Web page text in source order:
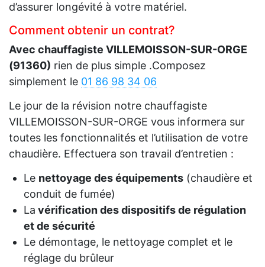
d’assurer longévité à votre matériel.
Comment obtenir un contrat?
Avec chauffagiste VILLEMOISSON-SUR-ORGE
(91360) rien de plus simple .Composez
simplement le 01 86 98 34 06
Le jour de la révision notre chauffagiste
VILLEMOISSON-SUR-ORGE vous informera sur
toutes les fonctionnalités et l’utilisation de votre
chaudière. Effectuera son travail d’entretien :
Le nettoyage des équipements(chaudière et
conduit de fumée)
La vérification des dispositifs de régulation
et de sécurité
Le démontage, le nettoyage complet et le
réglage du brûleur